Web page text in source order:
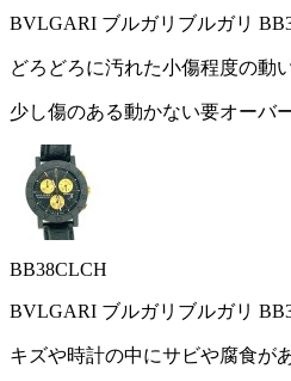
BVLGARI ブルガリブルガリ
どろどろに汚れた小傷程度の動
少し傷のある動かない要オーバ
BB38CLCH
BVLGARI ブルガリブルガリ
キズや時計の中にサビや腐食が